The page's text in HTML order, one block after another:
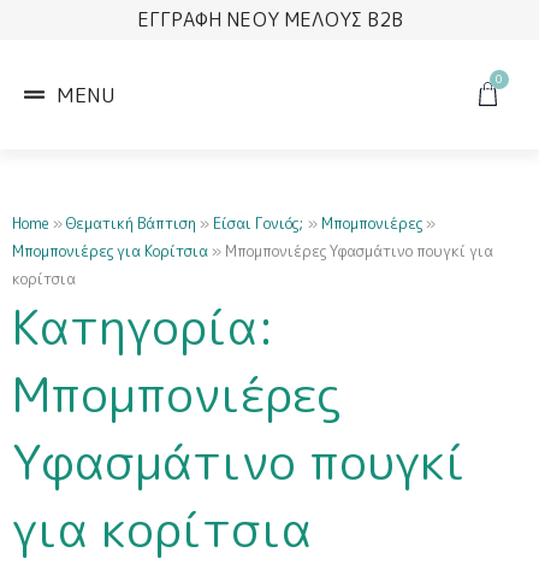
ΕΓΓΡΑΦΗ ΝΕΟΥ ΜΕΛΟΥΣ B2B
MENU
0
Cart
Home »Θεματική Βάπτιση » Είσαι Γονιός; » Μπομπονιέρες »
Μπομπονιέρες για Κορίτσια » Μπομπονιέρες Υφασμάτινο πουγκί για
κορίτσια
Κατηγορία:
Μπομπονιέρες
Υφασμάτινο πουγκί
για κορίτσια